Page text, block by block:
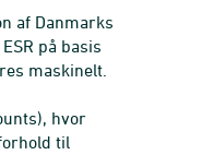
af Danmarks
på basis
maskinelt.
hvor
til